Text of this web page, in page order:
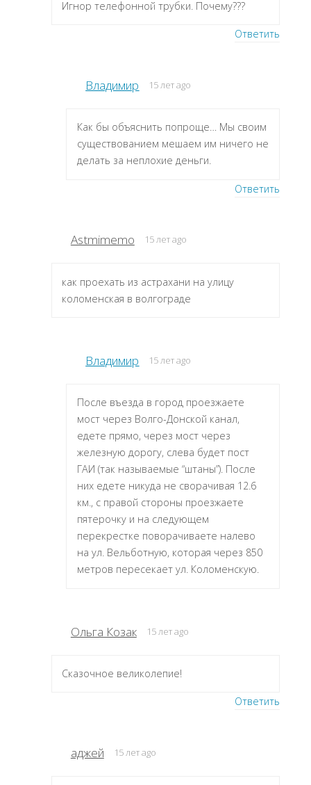
Игнор телефонной трубки. Почему???
Ответить
Владимир 15 лет ago
Как бы объяснить попроще… Мы своим
существованием мешаем им ничего не
делать за неплохие деньги.
Ответить
Astmimemo 15 лет ago
как проехать из астрахани на улицу
коломенская в волгограде
Владимир 15 лет ago
После въезда в город проезжаете
мост через Волго-Донской канал,
едете прямо, через мост через
железную дорогу, слева будет пост
ГАИ (так называемые “штаны”). После
них едете никуда не сворачивая 12.6
км., с правой стороны проезжаете
пятерочку и на следующем
перекрестке поворачиваете налево
на ул. Вельботную, которая через 850
метров пересекает ул. Коломенскую.
Ольга Козак 15 лет ago
Сказочное великолепие!
Ответить
аджей 15 лет ago